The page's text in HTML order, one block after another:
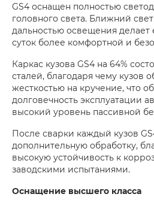
GS4 оснащен полностью
головного света. Ближний
дальностью освещения делает
суток более комфортной и
Каркас кузова GS4 на 64%
сталей, благодаря чему кузов
жесткостью на кручение, что
долговечность эксплуатации
высокий уровень пассивной
После сварки каждый кузов
дополнительную обработку,
высокую устойчивость к
заводскими испытаниями.
Оснащение высшего класса